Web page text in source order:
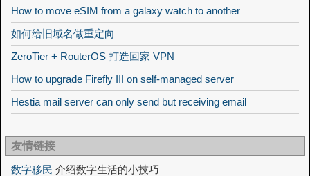
How to move eSIM from a galaxy watch to another
如何给旧域名做重定向
ZeroTier + RouterOS 打造回家 VPN
How to upgrade Firefly III on self-managed server
Hestia mail server can only send but receiving email
友情链接
数字移民 介绍数字生活的小技巧